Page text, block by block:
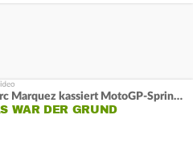
Marc Marquez kassiert MotoGP-Sprint-Schlappe:
WAR DER GRUND